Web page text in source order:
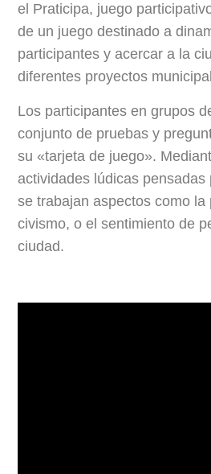
el Praticipa, juego
de un juego destinado a
participantes y acercar a la
diferentes proyectos
Los participantes en grupos
conjunto de pruebas y
su «tarjeta de juego».
actividades lúdicas pensadas
se trabajan aspectos como la
civismo, o el sentimiento de
ciudad.